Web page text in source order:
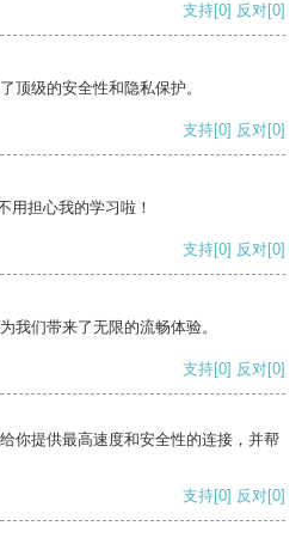
支持[0] 反对[0]
顶级的安全性和隐私保护。
支持[0] 反对[0]
用担心我的学习啦！
支持[0] 反对[0]
我们带来了无限的流畅体验。
支持[0] 反对[0]
你提供最高速度和安全性的连接，并帮
支持[0] 反对[0]